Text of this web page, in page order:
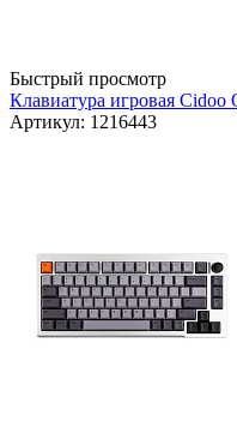
Быстрый просмотр
Клавиатура игровая Cidoo
Артикул: 1216443